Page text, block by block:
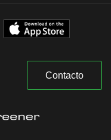
Contacto